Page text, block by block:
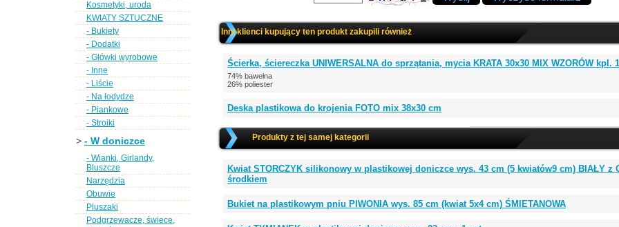
Kosmetyki, uroda
KWIATY SZTUCZNE
- Bukiety
- Dodatki
- Główki wyrobowe
- Inne
- Liście
- Na łodydze
- Piankowe
- Stroiki
> - W doniczce
- Wianki, Girlandy,
Bluszcze
Narzędzia
Obuwie
Pluszaki
Podgrzewacze, świece,
Inni klienci kupujący ten produkt zakupili również
Ścierka, ściereczka UNIWERSALNA do sprzątania, mycia KRATA 30x30 MIX WZORÓW kpl.
74% bawełna
26% poliester
Deska plastikowa do krojenia FOTO mix 38x30 cm
Produkty z tej samej kategorii
Kwiat STORCZYK silikonowy w plastikowej doniczce wys. 43 cm (5 kwiatów9 cm) BIAŁY z
środkiem
Bukiet na plastikowym pniu PIWONIA wys. 85 cm (kwiat 5x4 cm) ŚMIETANOWA